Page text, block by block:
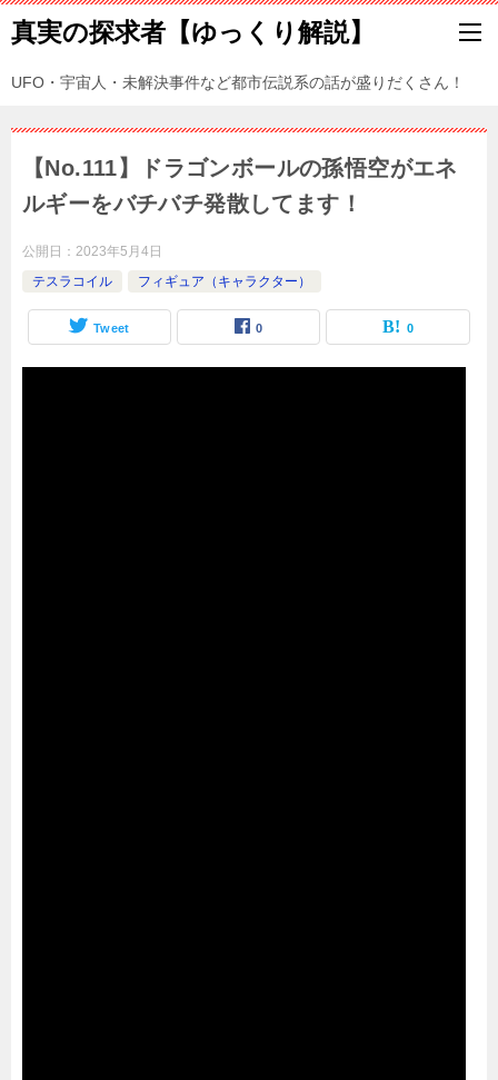
真実の探求者【ゆっくり解説】
UFO・宇宙人・未解決事件など都市伝説系の話が盛りだくさん！
【No.111】ドラゴンボールの孫悟空がエネ
ルギーをバチバチ発散してます！
公開日： 2023年5月4日
テスラコイル
フィギュア（キャラクター）
Tweet 0 0